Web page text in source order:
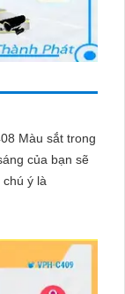
Màu sắt trong
của bạn sẽ